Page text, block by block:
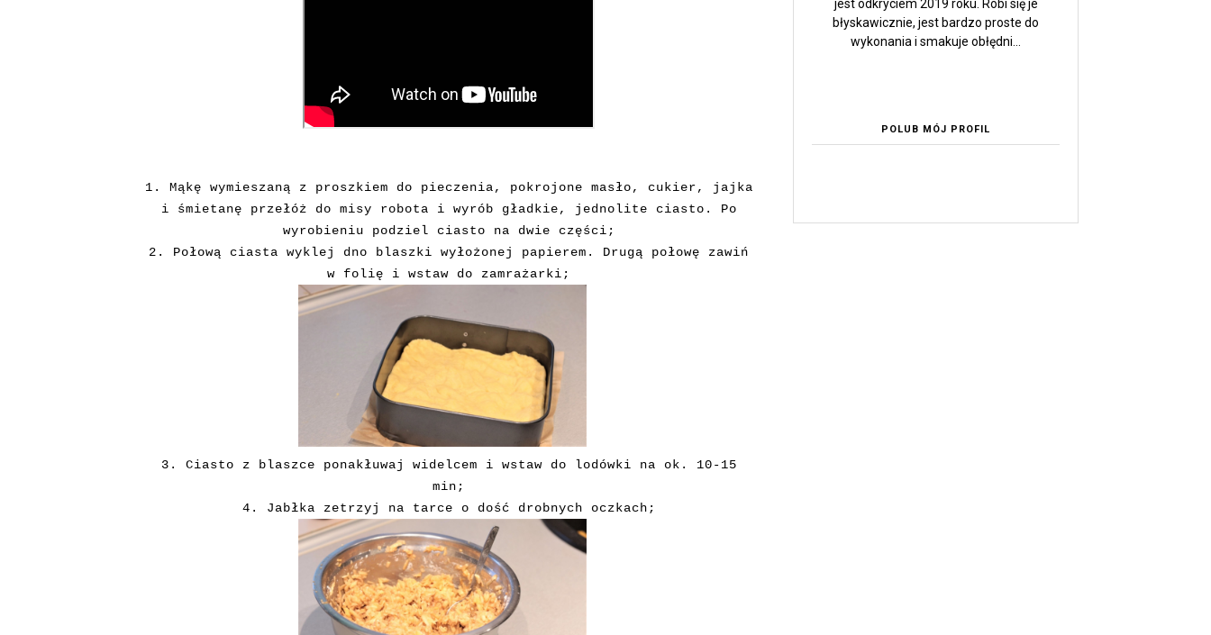
1. Mąkę wymieszaną z proszkiem do pieczenia, pokrojone masło, cukier, jajka
i śmietanę przełóż do misy robota i wyrób gładkie, jednolite ciasto. Po
wyrobieniu podziel ciasto na dwie części;
2. Połową ciasta wyklej dno blaszki wyłożonej papierem. Drugą połowę zawiń
w folię i wstaw do zamrażarki;
3. Ciasto z blaszce ponakłuwaj widelcem i wstaw do lodówki na ok. 10-15
min;
4. Jabłka zetrzyj na tarce o dość drobnych oczkach;
jest odkryciem 2019 roku. Robi się je
błyskawicznie, jest bardzo proste do
wykonania i smakuje obłędni...
POLUB MÓJ PROFIL